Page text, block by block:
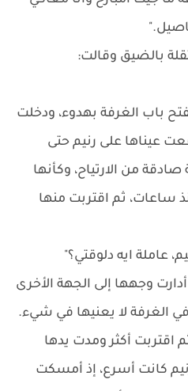
بالضيق وقالت:
باب الغرفة بهدوء، ودخلت
عيناها على رنيم حتى
من الارتياح، وكأنها
ساعات، ثم اقتربت منها
عاملة ايه دلوقتي؟"
وجهها إلى الجهة الأخرى
الغرفة لا يعنيها في شيء.
اقتربت أكثر ومدت يدها
كانت أسرع، إذ أمسكت